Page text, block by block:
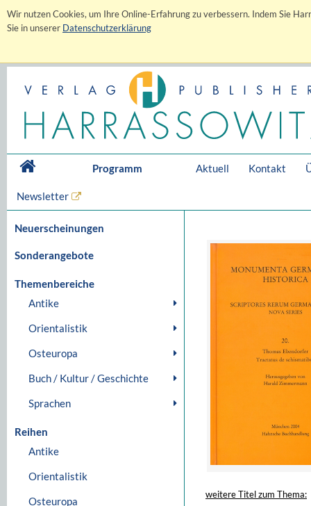
Wir nutzen Cookies, um Ihre Online-Erfahrung zu verbessern. Indem Sie
Sie in unserer Datenschutzerklärung
Programm Aktuell Kontakt
Newsletter
Neuerscheinungen
Sonderangebote
Themenbereiche
Antike
Orientalistik
Osteuropa
Buch / Kultur / Geschichte
Sprachen
Reihen
Antike
Orientalistik
Osteuropa
weitere Titel zum Thema: